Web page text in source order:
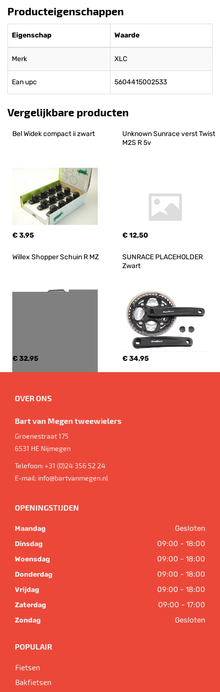
Producteigenschappen
Eigenschap Waarde
Merk XLC
Ean upc 5604415002533
Vergelijkbare producten
Bel Widek compact ii zwart
€ 3,95
Unknown Sunrace verst Twist
M2S R 5v
€ 12,50
Willex Shopper Schuin R MZ
€ 32,95
SUNRACE PLACEHOLDER
Zwart
€ 34,95
OVER ONS
Bart van Megen tweewielers
Groenestraat 175
6531 HE Nijmegen
Telefoon:+31 (0)24 356 52 24
E-mail: info@bartvanmegen.nl
OPENINGSTIJDEN
Maandag Gesloten
Dinsdag 09:00 - 18:00
Woensdag 09:00 - 18:00
Donderdag 09:00 - 18:00
Vrijdag 09:00 - 18:00
Zaterdag 09:00 - 17:00
Zondag Gesloten
POPULAIR
Fietsen
Bakfietsen